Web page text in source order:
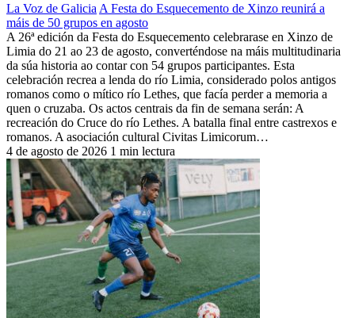
La Voz de Galicia A Festa do Esquecemento de Xinzo reunirá a
máis de 50 grupos en agosto
A 26ª edición da Festa do Esquecemento celebrarase en Xinzo de
Limia do 21 ao 23 de agosto, converténdose na máis multitudinaria
da súa historia ao contar con 54 grupos participantes. Esta
celebración recrea a lenda do río Limia, considerado polos antigos
romanos como o mítico río Lethes, que facía perder a memoria a
quen o cruzaba. Os actos centrais da fin de semana serán: A
recreación do Cruce do río Lethes. A batalla final entre castrexos e
romanos. A asociación cultural Civitas Limicorum…
4 de agosto de 2026 1 min lectura